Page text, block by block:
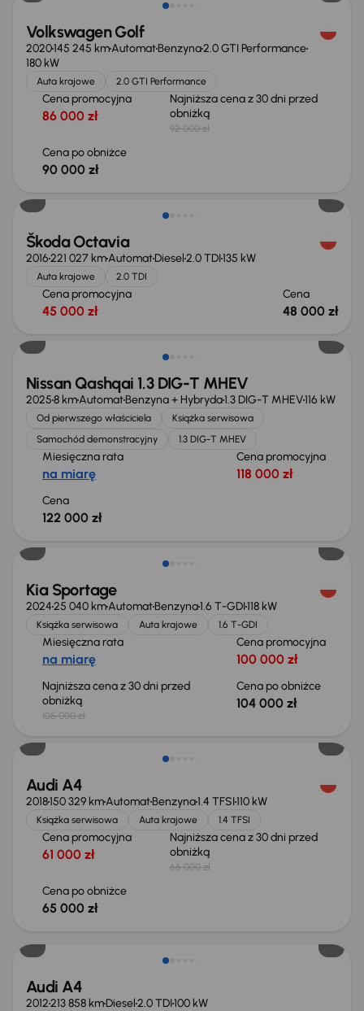
Volkswagen Golf
2020145 245 kmAutomatBenzyna2.0 GTI Performance
180 kW
Auta krajowe 2.0 GTI Performance
Cena promocyjna
86 000 zł
Najniższa cena z 30 dni przed
obniżką
92 000 zł
Cena po obniżce
90 000 zł
Škoda Octavia
2016221 027 kmAutomatDiesel2.0 TDI135 kW
Auta krajowe 2.0 TDI
Cena promocyjna
45 000 zł
Cena
48 000 zł
Od nowego taniej o 36 775 zł
Nissan Qashqai 1.3 DIG-T MHEV
20258 kmAutomatBenzyna + Hybryda1.3 DIG-T MHEV116 kW
Od pierwszego właściciela
Książka serwisowa
Samochód demonstracyjny
1.3 DIG-T MHEV
Miesięczna rata
na miarę
Cena promocyjna
118 000 zł
Cena
122 000 zł
Kia Sportage
202425 040 kmAutomatBenzyna1.6 T-GDI118 kW
Książka serwisowa Auta krajowe 1.6 T-GDI
Miesięczna rata
na miarę
Cena promocyjna
100 000 zł
Najniższa cena z 30 dni przed
obniżką
105 000 zł
Cena po obniżce
104 000 zł
Taniej o 1 000 zł
Audi A4
2018150 329 kmAutomatBenzyna1.4 TFSI110 kW
Książka serwisowa Auta krajowe 1.4 TFSI
Cena promocyjna
61 000 zł
Najniższa cena z 30 dni przed
obniżką
66 000 zł
Cena po obniżce
65 000 zł
Audi A4
2012213 858 kmDiesel2.0 TDI100 kW